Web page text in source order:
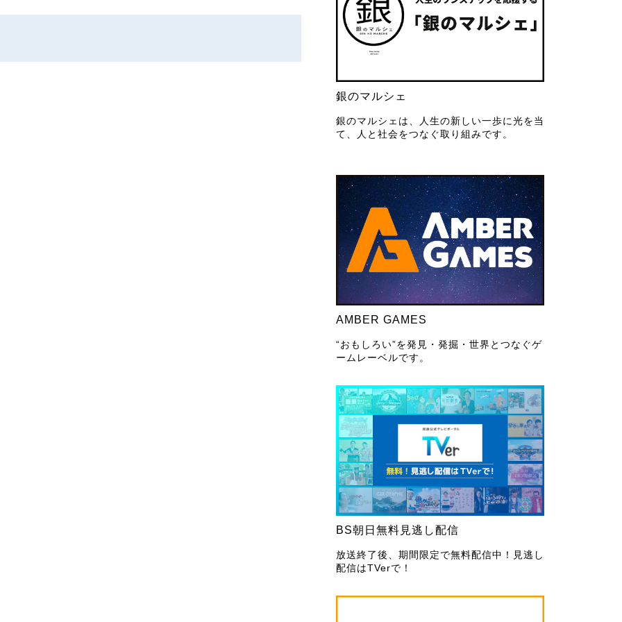
銀のマルシェ
銀のマルシェは、人生の新しい一歩に光を当
て、人と社会をつなぐ取り組みです。
AMBER GAMES
“おもしろい”を発見・発掘・世界とつなぐゲ
ームレーベルです。
BS朝日無料見逃し配信
放送終了後、期間限定で無料配信中！見逃し
配信はTVerで！